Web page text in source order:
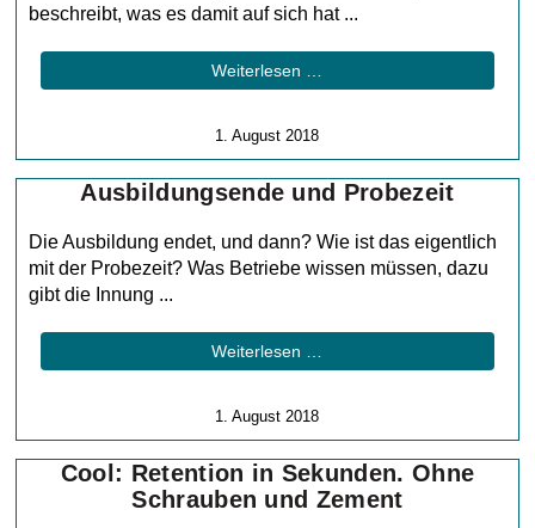
beschreibt, was es damit auf sich hat ...
Weiterlesen …
1. August 2018
Ausbildungsende und Probezeit
Die Ausbildung endet, und dann? Wie ist das eigentlich
mit der Probezeit? Was Betriebe wissen müssen, dazu
gibt die Innung ...
Weiterlesen …
1. August 2018
Cool: Retention in Sekunden. Ohne
Schrauben und Zement